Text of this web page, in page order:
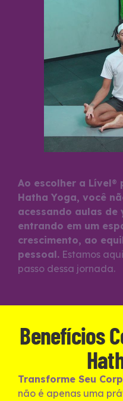
Ao escolher a Lível®
Hatha Yoga, você
acessando aulas de
entrando em um
crescimento, ao
pessoal. Estamos
passo dessa jornada.
Benefícios
Transforme Seu
não é apenas uma